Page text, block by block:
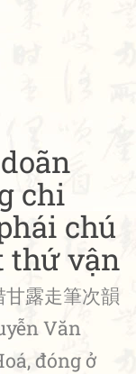
chi
chú
thứ vận
露走筆次韻
Văn
đóng ở